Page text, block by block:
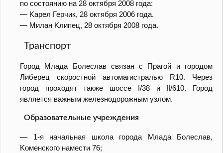
по состоянию на 28 октября 2008 года:
— Kaрел Герчик, 28 октября 2006 года.
— Mилан Kлипец, 28 октября 2008 года.
Транспорт
Город Mлада Болеслав связан с Прагой и городом
Либерец скоростной автомагистралью R10. Через
город проходят также шоссе I/38 и II/610. Город
является важным железнодорожным узлом.
Образовательные учреждения
— 1-я начальная школа города Млада Болеслав,
Koменского намести 76;